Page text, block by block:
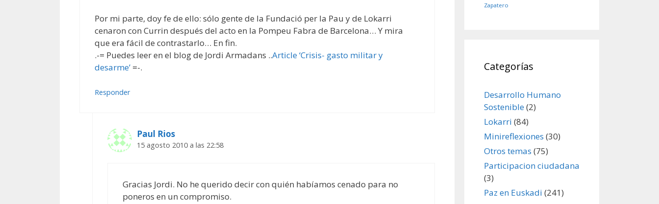
Por mi parte, doy fe de ello: sólo gente de la Fundació per la Pau y de Lokarri
cenaron con Currin después del acto en la Pompeu Fabra de Barcelona… Y mira
que era fácil de contrastarlo… En fin.
.-= Puedes leer en el blog de Jordi Armadans ..Article ‘Crisis- gasto militar y
desarme’ =-.
Responder
Paul Rios
15 agosto 2010 a las 22:58
Gracias Jordi. No he querido decir con quién habíamos cenado para no
poneros en un compromiso.
Zapatero
Categorías
Desarrollo Humano
Sostenible(2)
Lokarri (84)
Minireflexiones (30)
Otros temas (75)
Participacion ciudadana
(3)
Paz en Euskadi (241)